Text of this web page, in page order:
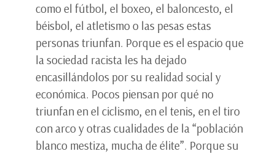
como el fútbol, el boxeo, el baloncesto, el
béisbol, el atletismo o las pesas estas
personas triunfan. Porque es el espacio que
la sociedad racista les ha dejado
encasillándolos por su realidad social y
económica. Pocos piensan por qué no
triunfan en el ciclismo, en el tenis, en el tiro
con arco y otras cualidades de la “población
blanco mestiza, mucha de élite”. Porque su